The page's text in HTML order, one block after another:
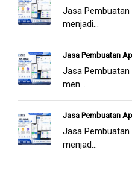
Jasa Pembuatan
menjadi...
Jasa Pembuatan
Jasa Pembuatan
men...
Jasa Pembuatan
Jasa
menjad...